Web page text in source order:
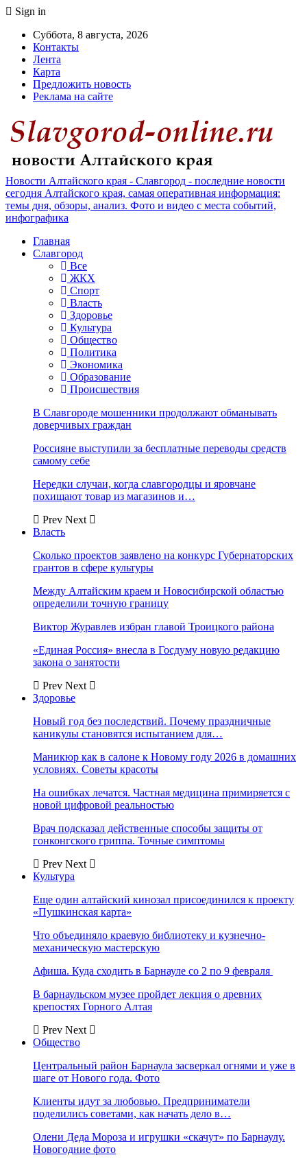
Sign in
Суббота, 8 августа, 2026
Контакты
Лента
Карта
Предложить новость
Реклама на сайте
Новости Алтайского края - Славгород - последние новости
сегодня Алтайского края, самая оперативная информация:
темы дня, обзоры, анализ. Фото и видео с места событий,
инфографика
Главная
Славгород
Все
ЖКХ
Спорт
Власть
Здоровье
Культура
Общество
Политика
Экономика
Образование
Происшествия
В Славгороде мошенники продолжают обманывать
доверчивых граждан
Россияне выступили за бесплатные переводы средств
самому себе
Нередки случаи, когда славгородцы и яровчане
похищают товар из магазинов и…
Prev Next
Власть
Сколько проектов заявлено на конкурс Губернаторских
грантов в сфере культуры
Между Алтайским краем и Новосибирской областью
определили точную границу
Виктор Журавлев избран главой Троицкого района
«Единая Россия» внесла в Госдуму новую редакцию
закона о занятости
Prev Next
Здоровье
Новый год без последствий. Почему праздничные
каникулы становятся испытанием для…
Маникюр как в салоне к Новому году 2026 в домашних
условиях. Советы красоты
На ошибках лечатся. Частная медицина примиряется с
новой цифровой реальностью
Врач подсказал действенные способы защиты от
гонконгского гриппа. Точные симптомы
Prev Next
Культура
Еще один алтайский кинозал присоединился к проекту
«Пушкинская карта»
Что объединяло краевую библиотеку и кузнечно-
механическую мастерскую
Афиша. Куда сходить в Барнауле со 2 по 9 февраля
В барнаульском музее пройдет лекция о древних
крепостях Горного Алтая
Prev Next
Общество
Центральный район Барнаула засверкал огнями и уже в
шаге от Нового года. Фото
Клиенты идут за любовью. Предприниматели
поделились советами, как начать дело в…
Олени Деда Мороза и игрушки «скачут» по Барнаулу.
Новогодние фото